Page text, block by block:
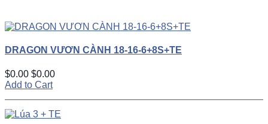
DRAGON VƯƠN CÀNH 18-16-6+8S+TE
$0.00 $0.00
Add to Cart